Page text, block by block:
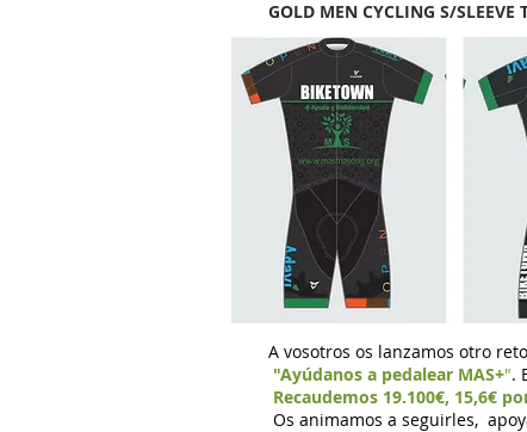
GOLD MEN CYCLING S/SLEEVE
A vosotros os lanzamos otro
"Ayúdanos a pedalear MAS+".
Recaudemos 19.100€, 15,6€
Os animamos a seguirles,